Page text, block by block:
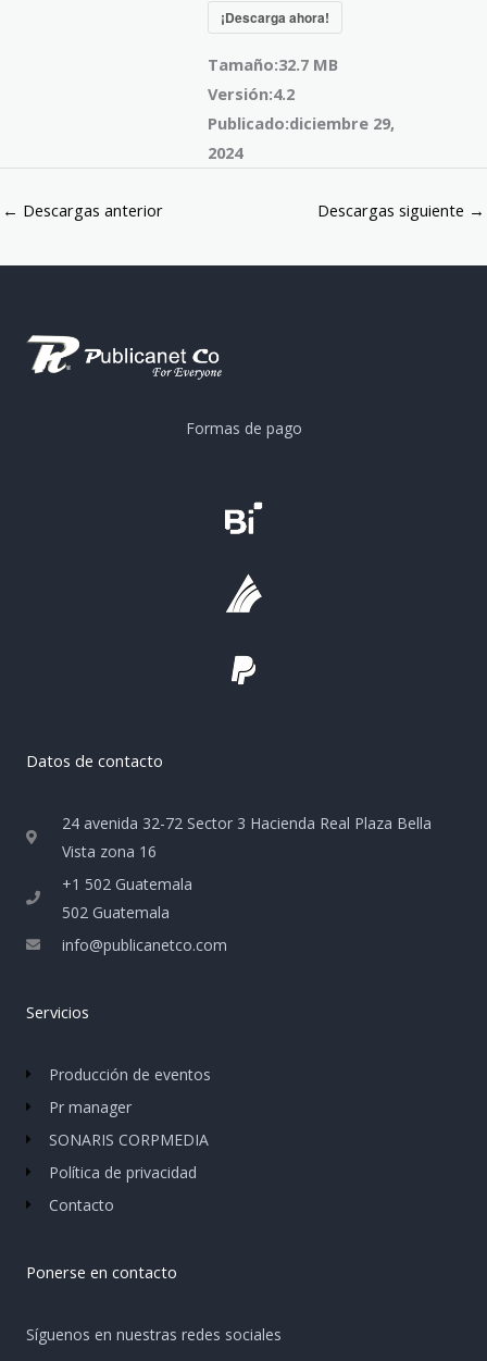
¡Descarga ahora!
Tamaño:32.7 MB
Versión:4.2
Publicado:diciembre 29,
2024
← Descargas anterior Descargas siguiente →
Formas de pago
Datos de contacto
24 avenida 32-72 Sector 3 Hacienda Real Plaza Bella
Vista zona 16
+1 502 Guatemala
502 Guatemala
info@publicanetco.com
Servicios
Producción de eventos
Pr manager
SONARIS CORPMEDIA
Política de privacidad
Contacto
Ponerse en contacto
Síguenos en nuestras redes sociales